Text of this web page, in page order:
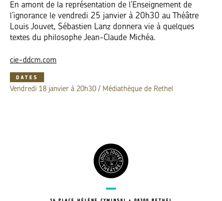
En amont de la représentation de l’Enseignement de
l’ignorance le vendredi 25 janvier à 20h30 au Théâtre
Louis Jouvet, Sébastien Lanz donnera vie à quelques
textes du philosophe Jean-Claude Michéa.
cie-ddcm.com
DATES
Vendredi 18 janvier à 20h30 / Médiathèque de Rethel